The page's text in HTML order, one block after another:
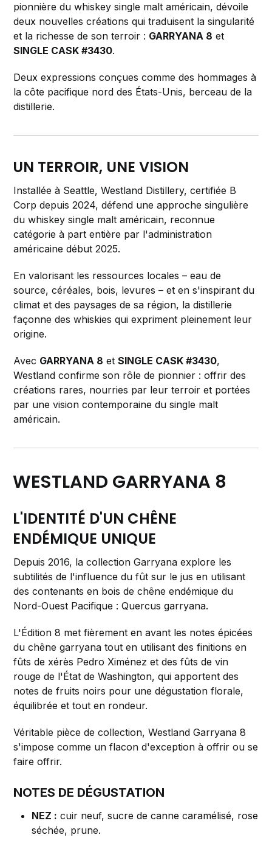
pionnière du whiskey single malt américain, dévoile
deux nouvelles créations qui traduisent la singularité
et la richesse de son terroir : GARRYANA 8 et
SINGLE CASK #3430.
Deux expressions conçues comme des hommages à
la côte pacifique nord des États-Unis, berceau de la
distillerie.
UN TERROIR, UNE VISION
Installée à Seattle, Westland Distillery, certifiée B
Corp depuis 2024, défend une approche singulière
du whiskey single malt américain, reconnue
catégorie à part entière par l'administration
américaine début 2025.
En valorisant les ressources locales – eau de
source, céréales, bois, levures – et en s'inspirant du
climat et des paysages de sa région, la distillerie
façonne des whiskies qui expriment pleinement leur
origine.
Avec GARRYANA 8 etSINGLE CASK #3430,
Westland confirme son rôle de pionnier : offrir des
créations rares, nourries par leur terroir et portées
par une vision contemporaine du single malt
américain.
WESTLAND GARRYANA 8
L'IDENTITÉ D'UN CHÊNE
ENDÉMIQUE UNIQUE
Depuis 2016, la collection Garryana explore les
subtilités de l'influence du fût sur le jus en utilisant
des contenants en bois de chêne endémique du
Nord-Ouest Pacifique : Quercus garryana.
L'Édition 8 met fièrement en avant les notes épicées
du chêne garryana tout en utilisant des finitions en
fûts de xérès Pedro Ximénez et des fûts de vin
rouge de l'État de Washington, qui apportent des
notes de fruits noirs pour une dégustation florale,
équilibrée et tout en rondeur.
Véritable pièce de collection, Westland Garryana 8
s'impose comme un flacon d'exception à offrir ou se
faire offrir.
NOTES DE DÉGUSTATION
NEZ : cuir neuf, sucre de canne caramélisé, rose
séchée, prune.